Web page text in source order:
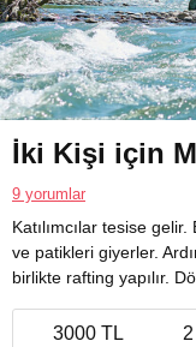
İki Kişi için
9 yorumlar
Katılımcılar tesise
ve patikleri giyerler.
birlikte rafting yapılır.
3000 TL